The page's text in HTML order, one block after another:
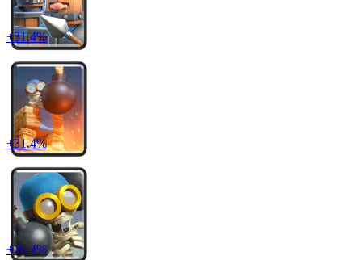
+31.4%
+31.4%
+26.4%